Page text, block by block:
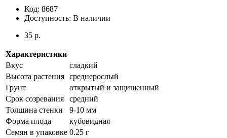
Код: 8687
Доступность: В наличии
35 р.
Характеристики
Вкус
сладкий
Высота растения среднерослый
Грунт
открытый и защищенный
Срок созревания
средний
Толщина стенки
9-10 мм
Форма плода
кубовидная
Семян в упаковке 0.25 г